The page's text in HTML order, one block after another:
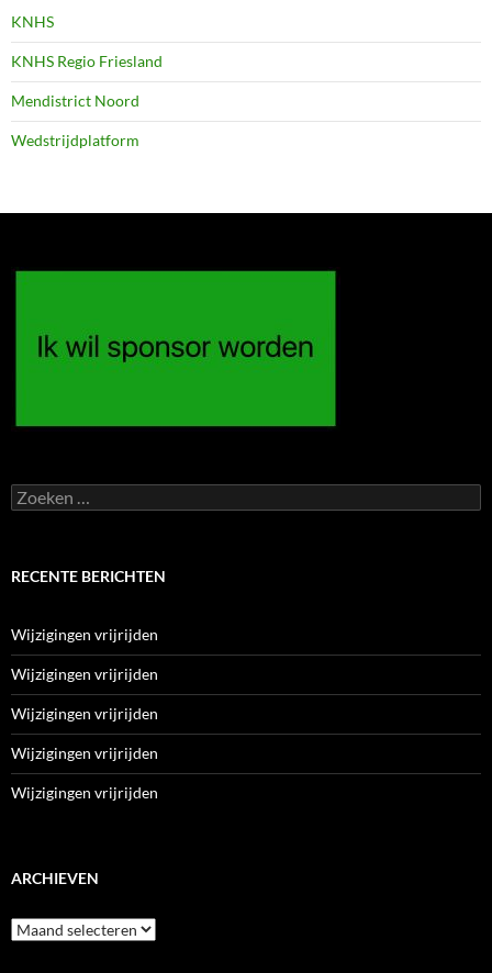
KNHS
KNHS Regio Friesland
Mendistrict Noord
Wedstrijdplatform
Zoeken
naar:
RECENTE BERICHTEN
Wijzigingen vrijrijden
Wijzigingen vrijrijden
Wijzigingen vrijrijden
Wijzigingen vrijrijden
Wijzigingen vrijrijden
ARCHIEVEN
Archieven